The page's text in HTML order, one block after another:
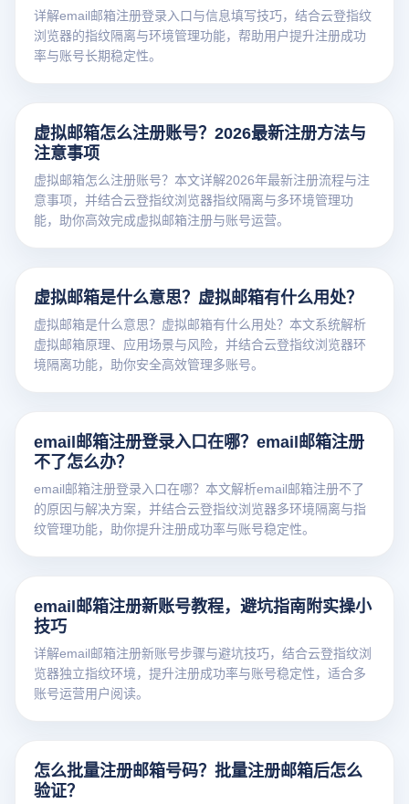
详解email邮箱注册登录入口与信息填写技巧，结合云登指纹
浏览器的指纹隔离与环境管理功能，帮助用户提升注册成功
率与账号长期稳定性。
虚拟邮箱怎么注册账号？2026最新注册方法与
注意事项
虚拟邮箱怎么注册账号？本文详解2026年最新注册流程与注
意事项，并结合云登指纹浏览器指纹隔离与多环境管理功
能，助你高效完成虚拟邮箱注册与账号运营。
虚拟邮箱是什么意思？虚拟邮箱有什么用处？
虚拟邮箱是什么意思？虚拟邮箱有什么用处？本文系统解析
虚拟邮箱原理、应用场景与风险，并结合云登指纹浏览器环
境隔离功能，助你安全高效管理多账号。
email邮箱注册登录入口在哪？email邮箱注册
不了怎么办？
email邮箱注册登录入口在哪？本文解析email邮箱注册不了
的原因与解决方案，并结合云登指纹浏览器多环境隔离与指
纹管理功能，助你提升注册成功率与账号稳定性。
email邮箱注册新账号教程，避坑指南附实操小
技巧
详解email邮箱注册新账号步骤与避坑技巧，结合云登指纹浏
览器独立指纹环境，提升注册成功率与账号稳定性，适合多
账号运营用户阅读。
怎么批量注册邮箱号码？批量注册邮箱后怎么
验证？